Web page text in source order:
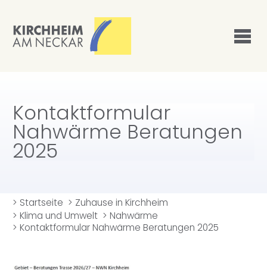
Kontaktformular
Nahwärme Beratungen
2025
> Startseite > Zuhause in Kirchheim
> Klima und Umwelt > Nahwärme
> Kontaktformular Nahwärme Beratungen 2025